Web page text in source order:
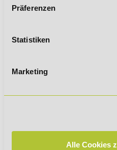
Präferenzen
Statistiken
Marketing
Alle Cookies